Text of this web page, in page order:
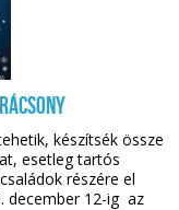
készítsék össze
esetleg tartós
részére el
december 12-ig az